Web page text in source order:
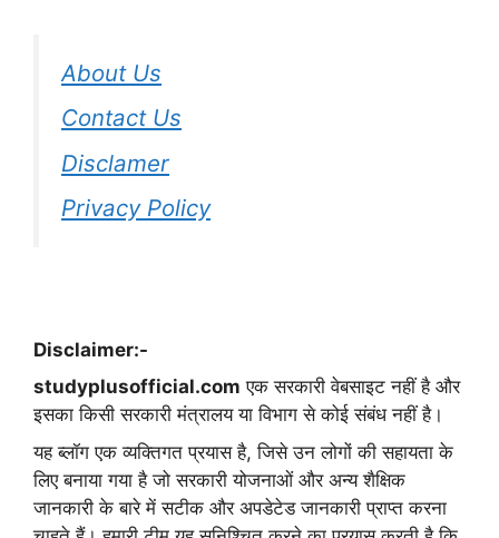
About Us
Contact Us
Disclamer
Privacy Policy
Disclaimer:-
studyplusofficial.com एक सरकारी वेबसाइट नहीं है और
इसका किसी सरकारी मंत्रालय या विभाग से कोई संबंध नहीं है।
यह ब्लॉग एक व्यक्तिगत प्रयास है, जिसे उन लोगों की सहायता के
लिए बनाया गया है जो सरकारी योजनाओं और अन्य शैक्षिक
जानकारी के बारे में सटीक और अपडेटेड जानकारी प्राप्त करना